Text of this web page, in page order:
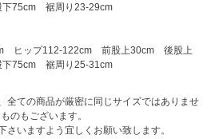
75cm 裾周り23-29cm
ヒップ112-122cm 前股上30cm 後股上
75cm 裾周り25-31cm
全ての商品が厳密に同じサイズではありませ
のもございます。
さいますよう宜しくお願い致します。